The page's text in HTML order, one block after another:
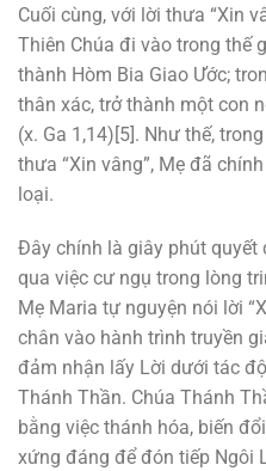
Cuối cùng, với lời thưa “Xin
Thiên Chúa đi vào trong thế
thành Hòm Bia Giao Ước;
thân xác, trở thành một con
(x. Ga 1,14)[5]. Như thế,
thưa “Xin vâng”, Mẹ đã
loại.
Đây chính là giây phút
qua việc cư ngụ trong lòng
Mẹ Maria tự nguyện nói lời
chân vào hành trình truyền
đảm nhận lấy Lời dưới tác
Thánh Thần. Chúa Thánh
bằng việc thánh hóa, biến
xứng đáng để đón tiếp Ngôi